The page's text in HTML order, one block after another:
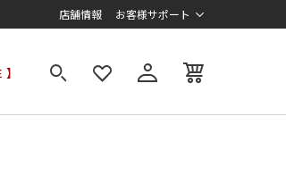
店舗情報 お客様サポート